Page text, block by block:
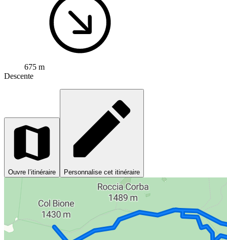
675 m
Descente
Ouvre l’itinéraire Personnalise cet itinéraire